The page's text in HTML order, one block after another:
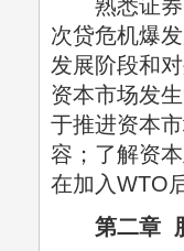
熟悉证券
次贷危机爆
发展阶段和
资本市场发
于推进资本
容；了解资
在加入WTO
第二章